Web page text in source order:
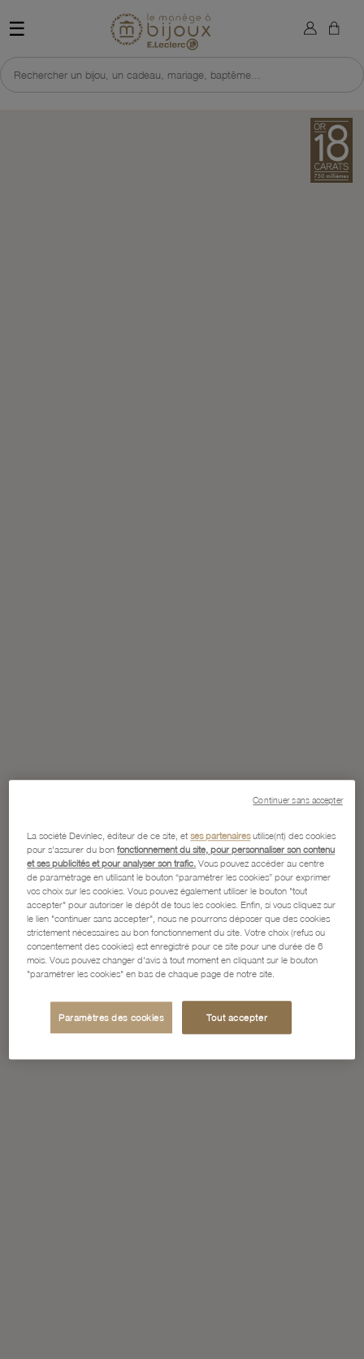
☰ Retour à l'accueil du site
Rechercher un bijou, un cadeau, mariage, baptême...
×
La société Devinlec, éditeur de ce site, etses partenairesutilise(nt) des cookies
pour s'assurer du bonfonctionnement du site, pour personnaliser son contenu
et ses publicités et pour analyser son trafic. Vous pouvez accéder au centre
de paramétrage en utilisant le bouton “paramétrer les cookies” pour exprimer
vos choix sur les cookies. Vous pouvez également utiliser le bouton "tout
accepter" pour autoriser le dépôt de tous les cookies. Enfin, si vous cliquez sur
le lien "continuer sans accepter", nous ne pourrons déposer que des cookies
strictement nécessaires au bon fonctionnement du site. Votre choix (refus ou
consentement des cookies) est enregistré pour ce site pour une durée de 6
mois. Vous pouvez changer d'avis à tout moment en cliquant sur le bouton
"paramétrer les cookies" en bas de chaque page de notre site.
Paramètres des cookies Tout accepter
Continuer sans accepter